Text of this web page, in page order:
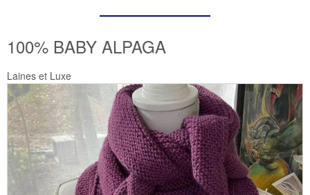
100% BABY ALPAGA
Laines et Luxe